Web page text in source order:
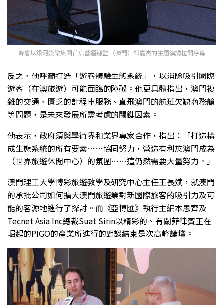
峰會以銀河娛樂集團首席營運總監 （澳門）祁嘉杰的主題演講拉開序幕
反之，他呼籲打造「遊客體驗生態系統」，以消除吸引國際
遊客（在澳旅遊）可能面臨的障礙。他更具體指出，澳門複
雜的交通、匱乏的計程車服務、直飛澳門的航班欠缺商務艙
等問題，是未來發展所需考慮的關鍵因素。
他表示，政府須與學術界和業界專家合作，指出：「打造構
成生態系統的所有要素……協同努力，營造有利於澳門成為
（世界旅遊休閒中心）的氛圍……這仍然需要大量努力。」
澳門理工大學博彩旅遊教學及研究中心主任王長斌，就澳門
的承批公司如何擴大澳門旅遊業對新國際旅客的吸引力及可
能的客源地進行了探討。而《亞博匯》執行主編本思齊及
Tecnet Asia Inc總裁Suat Sirin以精彩的、有關菲律賓正在
崛起的PIGO的產業所進行的對談結束是次高峰論壇。